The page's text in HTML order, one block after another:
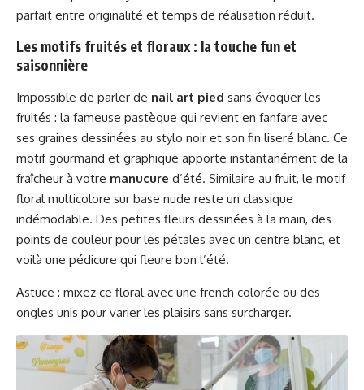
parfait entre originalité et temps de réalisation réduit.
Les motifs fruités et floraux : la touche fun et
saisonnière
Impossible de parler de nail art pied sans évoquer les
fruités : la fameuse pastèque qui revient en fanfare avec
ses graines dessinées au stylo noir et son fin liseré blanc. Ce
motif gourmand et graphique apporte instantanément de la
fraîcheur à votre manucure d’été. Similaire au fruit, le motif
floral multicolore sur base nude reste un classique
indémodable. Des petites fleurs dessinées à la main, des
points de couleur pour les pétales avec un centre blanc, et
voilà une pédicure qui fleure bon l’été.
Astuce : mixez ce floral avec une french colorée ou des
ongles unis pour varier les plaisirs sans surcharger.